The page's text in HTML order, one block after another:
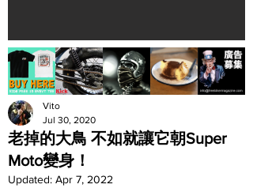
老掉的大鳥 不如就讓它朝Super
Moto變身！
Vito
Jul 30, 2020
Updated: Apr 7, 2022